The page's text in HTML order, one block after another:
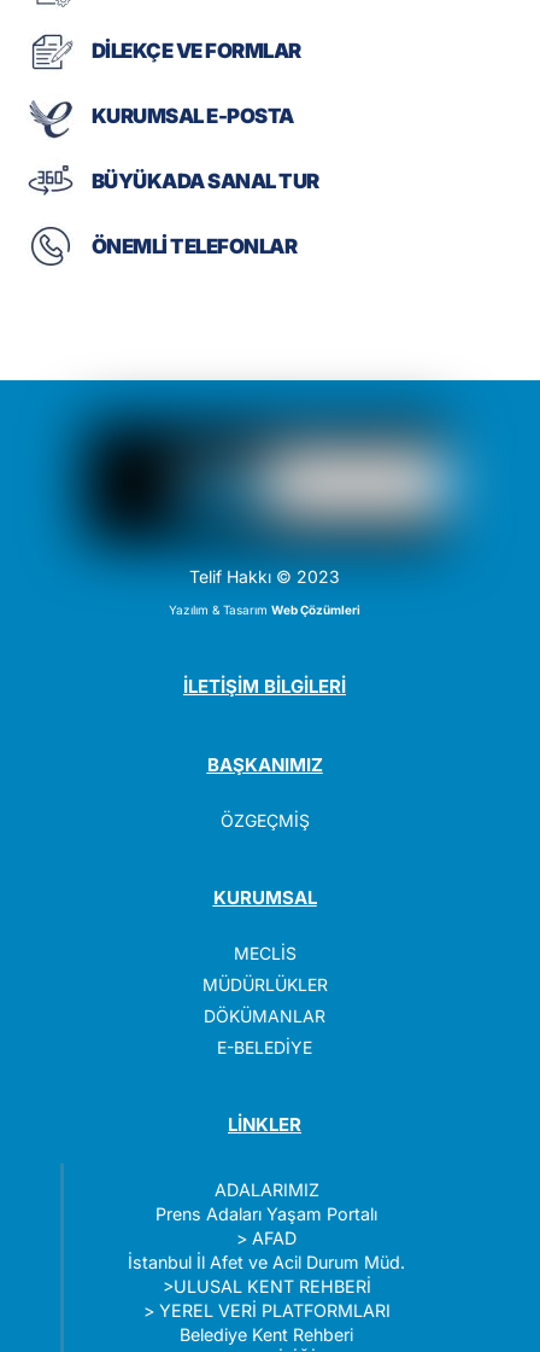
DİLEKÇE VE FORMLAR
KURUMSAL E-POSTA
BÜYÜKADA SANAL TUR
ÖNEMLİ TELEFONLAR
Telif Hakkı © 2023
Yazılım & TasarımWeb Çözümleri
İLETİŞİM BİLGİLERİ
BAŞKANIMIZ
ÖZGEÇMİŞ
KURUMSAL
MECLİS
MÜDÜRLÜKLER
DÖKÜMANLAR
E-BELEDİYE
LİNKLER
ADALARIMIZ
Prens Adaları Yaşam Portalı
>AFAD
İstanbul İl Afet ve Acil Durum Müd.
>ULUSAL KENT REHBERİ
> YEREL VERİ PLATFORMLARI
Belediye Kent Rehberi